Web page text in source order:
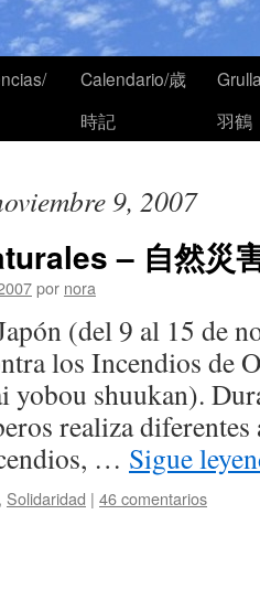
Calendario/歳
時記
羽鶴
9, 2007
– 自然災
por nora
(del 9 al 15 de
los Incendios
shuukan).
realiza
… Sigue
, Solidaridad | 46 comentarios